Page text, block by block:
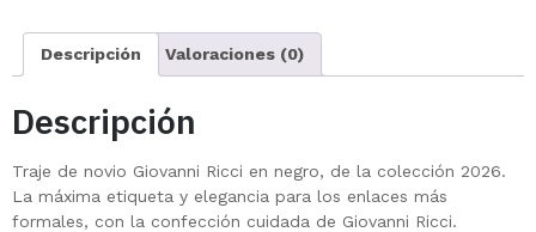
Descripción Valoraciones (0)
Descripción
Traje de novio Giovanni Ricci en negro, de la colección 2026.
La máxima etiqueta y elegancia para los enlaces más
formales, con la confección cuidada de Giovanni Ricci.